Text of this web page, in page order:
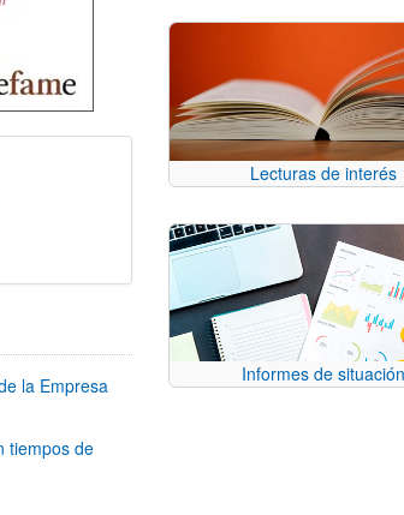
la Empresa
tiempos de
Lecturas de interés
Informes de situación